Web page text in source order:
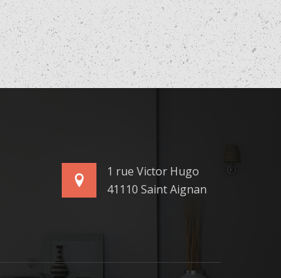
1 rue Victor Hugo
41110 Saint Aignan